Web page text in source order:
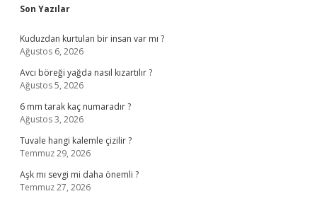
Sidebar
Son Yazılar
Kuduzdan kurtulan bir insan var mı ?
Ağustos 6, 2026
Avcı böreği yağda nasıl kızartılır ?
Ağustos 5, 2026
6 mm tarak kaç numaradır ?
Ağustos 3, 2026
Tuvale hangi kalemle çizilir ?
Temmuz 29, 2026
Aşk mı sevgi mi daha önemli ?
Temmuz 27, 2026